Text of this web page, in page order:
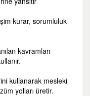
kurar, sorumluluk
kavramları
kullanarak mesleki
yolları üretir.